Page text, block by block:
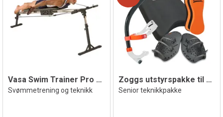
Vasa Swim Trainer Pro Benk
Svømmetrening og teknikk
Zoggs utstyrspakke til svømming
Senior teknikkpakke